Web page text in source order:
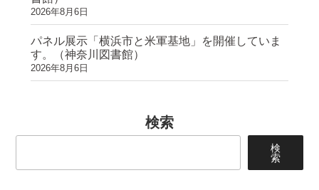
2026年8月6日
パネル展示「横浜市と米軍基地」を開催していま
す。（神奈川図書館）
2026年8月6日
検索
検
索